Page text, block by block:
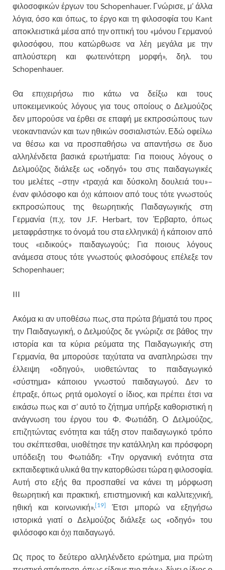
φιλοσοφικών έργων του Schopenhauer. Γνώρισε, μ’ άλλα
λόγια, όσο και όπως, το έργο και τη φιλοσοφία του Kant
αποκλειστικά μέσα από την οπτική του «μόνου Γερμανού
φιλοσόφου, που κατώρθωσε να λέη μεγάλα με την
απλούστερη και φωτεινότερη μορφή», δηλ. του
Schopenhauer.
Θα επιχειρήσω πιο κάτω να δείξω και τους
υποκειμενικούς λόγους για τους οποίους ο Δελμούζος
δεν μπορούσε να έρθει σε επαφή με εκπροσώπους των
νεοκαντιανών και των ηθικών σοσιαλιστών. Εδώ οφείλω
να θέσω και να προσπαθήσω να απαντήσω σε δυο
αλληλένδετα βασικά ερωτήματα: Για ποιους λόγους ο
Δελμούζος διάλεξε ως «οδηγό» του στις παιδαγωγικές
του μελέτες –στην «τραχιά και δύσκολη δουλειά του»–
έναν φιλόσοφο και όχι κάποιον από τους τότε γνωστούς
εκπροσώπους της θεωρητικής Παιδαγωγικής στη
Γερμανία (π.χ. τον J.F. Herbart, τον Έρβαρτο, όπως
μεταφράστηκε το όνομά του στα ελληνικά) ή κάποιον από
τους «ειδικούς» παιδαγωγούς; Για ποιους λόγους
ανάμεσα στους τότε γνωστούς φιλοσόφους επέλεξε τον
Schopenhauer;
III
Ακόμα κι αν υποθέσω πως, στα πρώτα βήματά του προς
την Παιδαγωγική, ο Δελμούζος δε γνώριζε σε βάθος την
ιστορία και τα κύρια ρεύματα της Παιδαγωγικής στη
Γερμανία, θα μπορούσε ταχύτατα να αναπληρώσει την
έλλειψη «οδηγού», υιοθετώντας το παιδαγωγικό
«σύστημα» κάποιου γνωστού παιδαγωγού. Δεν το
έπραξε, όπως ρητά ομολογεί ο ίδιος, και πρέπει έτσι να
εικάσω πως και σ’ αυτό το ζήτημα υπήρξε καθοριστική η
ανάγνωση του έργου του Φ. Φωτιάδη. Ο Δελμούζος,
επιζητώντας ενότητα και τάξη στον παιδαγωγικό τρόπο
του σκέπτεσθαι, υιοθέτησε την κατάλληλη και πρόσφορη
υπόδειξη του Φωτιάδη: «Την οργανική ενότητα στα
εκπαιδεφτικά υλικά θα την κατορθώσει τώρα η φιλοσοφία.
Αυτή στο εξής θα προσπαθεί να κάνει τη μόρφωση
θεωρητική και πρακτική, επιστημονική και καλλιτεχνική,
ηθική και κοινωνική». [19]
Έτσι μπορώ να εξηγήσω
ιστορικά γιατί ο Δελμούζος διάλεξε ως «οδηγό» του
φιλόσοφο και όχι παιδαγωγό.
Ως προς το δεύτερο αλληλένδετο ερώτημα, μια πρώτη